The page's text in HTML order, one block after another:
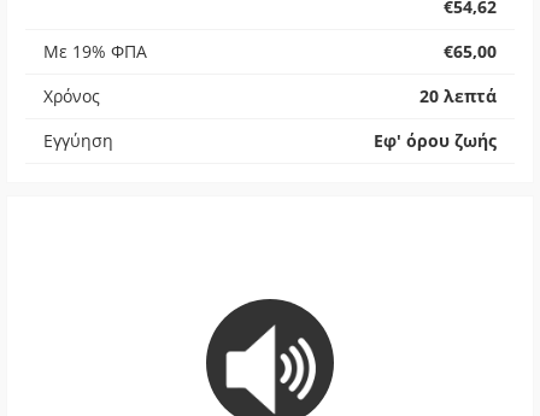
€54,62
Με 19% ΦΠΑ
€65,00
Χρόνος
20 λεπτά
Εγγύηση
Εφ' όρου ζωής